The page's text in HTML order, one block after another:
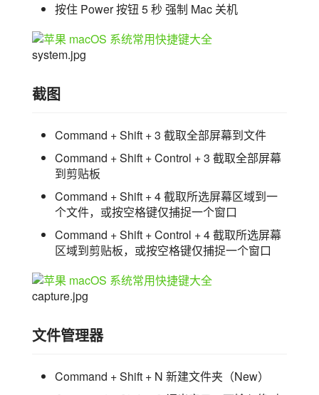
按住 Power 按钮 5 秒 强制 Mac 关机
system.jpg
截图
Command + Shift + 3 截取全部屏幕到文件
Command + Shift + Control + 3 截取全部屏幕
到剪贴板
Command + Shift + 4 截取所选屏幕区域到一
个文件，或按空格键仅捕捉一个窗口
Command + Shift + Control + 4 截取所选屏幕
区域到剪贴板，或按空格键仅捕捉一个窗口
capture.jpg
文件管理器
Command + Shift + N 新建文件夹（New）